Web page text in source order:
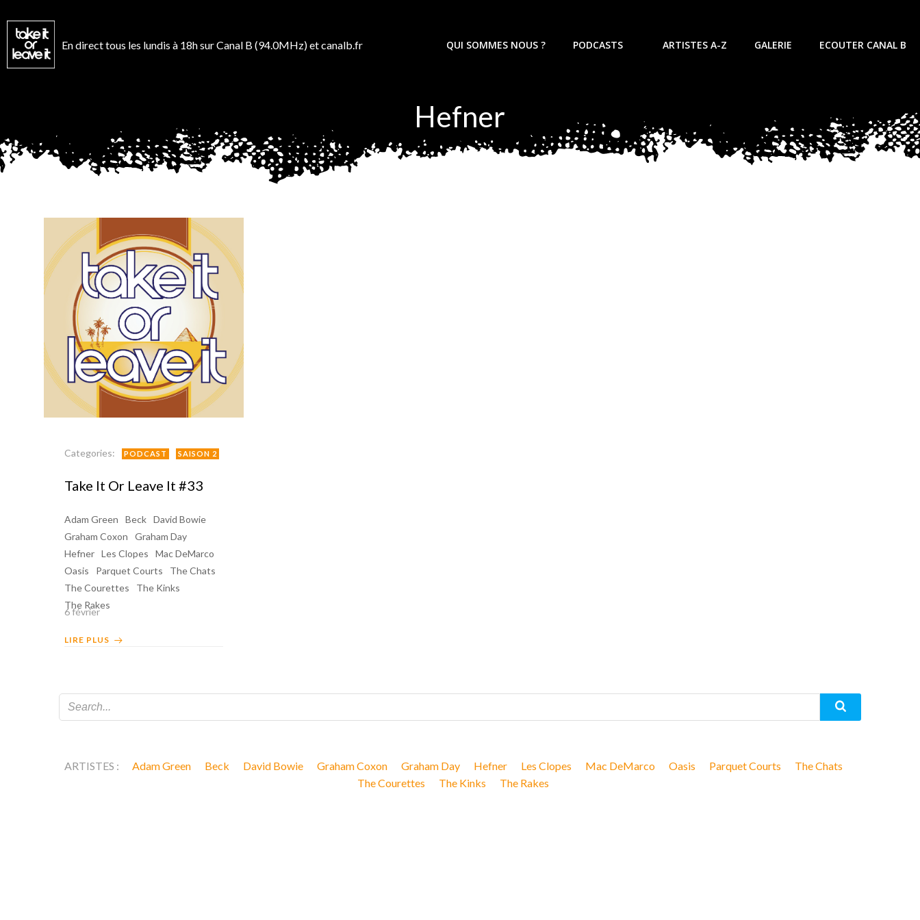
au
contenu
En direct tous les lundis à 18h sur Canal B (94.0MHz) et canalb.fr QUI SOMMES NOUS ? PODCASTS ARTISTES A-Z GALERIE ECOUTER CANAL B
Hefner
Categories: PODCAST SAISON 2
Take It Or Leave It #33
Adam Green Beck David Bowie
Graham Coxon
Graham Day
Hefner Les Clopes
Mac DeMarco
Oasis
Parquet Courts
The Chats
The Courettes
The Kinks
The Rakes
6 février
LIRE PLUS
ARTISTES : Adam Green Beck David Bowie Graham Coxon Graham Day Hefner Les Clopes Mac DeMarco Oasis Parquet Courts
The Chats
The Courettes
The Kinks The Rakes